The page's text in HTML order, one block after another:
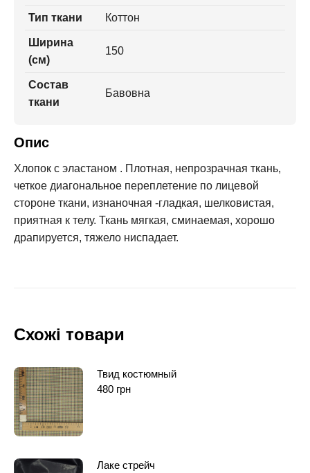
Тип ткани Коттон
Ширина
(см)
150
Состав
ткани
Бавовна
Опис
Хлопок с эластаном . Плотная, непрозрачная ткань,
четкое диагональное переплетение по лицевой
стороне ткани, изнаночная -гладкая, шелковистая,
приятная к телу. Ткань мягкая, сминаемая, хорошо
драпируется, тяжело ниспадает.
Схожі товари
Твид костюмный
480 грн
Лаке стрейч